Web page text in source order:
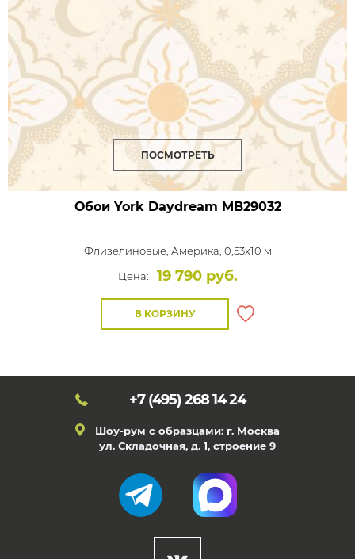
ПОСМОТРЕТЬ
Обои York Daydream MB29032
Флизелиновые, Америка, 0,53x10 м
Цена:
19 790 руб.
В КОРЗИНУ
+7 (495) 268 14 24
Шоу-рум с образцами: г. Москва
ул. Складочная, д. 1, строение 9